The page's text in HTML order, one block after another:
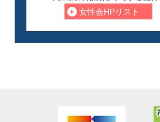
女性会HPリスト